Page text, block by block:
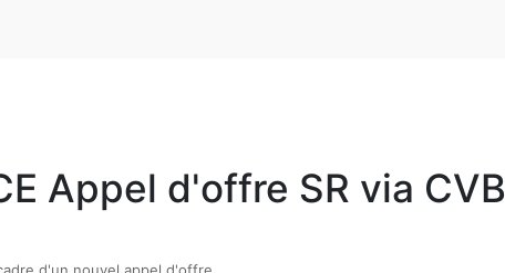
Appel d'offre SR via CVB